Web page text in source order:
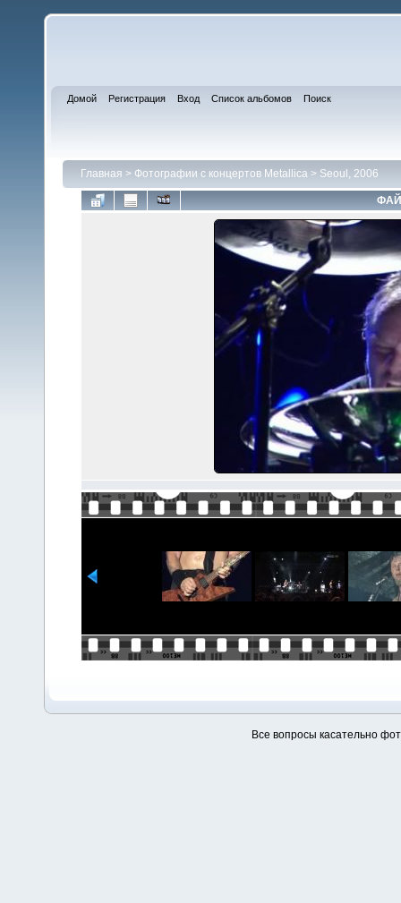
Домой Регистрация Вход Список альбомов Поиск
Главная > Фотографии с концертов Metallica > Seoul, 2006
Все вопросы касательно